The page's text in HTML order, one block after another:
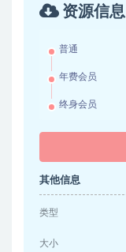
资源信息
普通
年费会员
终身会员
其他信息
类型
大小